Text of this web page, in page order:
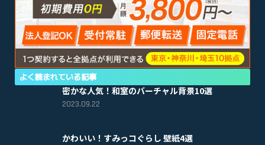
よく読まれている記事
密かな人気！和室のバーチャル背景10選
2023.09.22
かわいい！すみっコぐらし 壁紙4選